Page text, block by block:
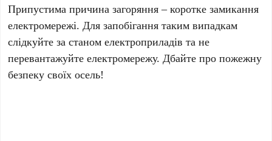
Припустима причина загоряння – коротке замикання
електромережі. Для запобігання таким випадкам
слідкуйте за станом електроприладів та не
перевантажуйте електромережу. Дбайте про пожежну
безпеку своїх осель!